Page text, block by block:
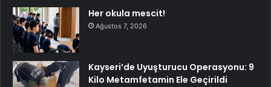
Her okula mescit!
Ağustos 7, 2026
Kayseri’de Uyuşturucu Operasyonu: 9
Kilo Metamfetamin Ele Geçirildi